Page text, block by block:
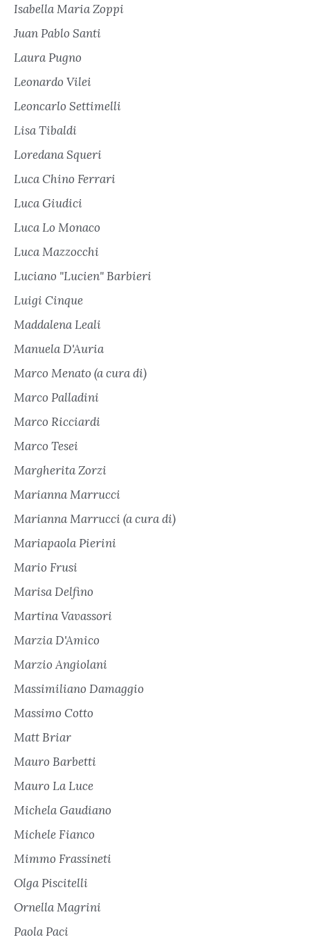
Isabella Maria Zoppi
Juan Pablo Santi
Laura Pugno
Leonardo Vilei
Leoncarlo Settimelli
Lisa Tibaldi
Loredana Squeri
Luca Chino Ferrari
Luca Giudici
Luca Lo Monaco
Luca Mazzocchi
Luciano "Lucien" Barbieri
Luigi Cinque
Maddalena Leali
Manuela D'Auria
Marco Menato (a cura di)
Marco Palladini
Marco Ricciardi
Marco Tesei
Margherita Zorzi
Marianna Marrucci
Marianna Marrucci (a cura di)
Mariapaola Pierini
Mario Frusi
Marisa Delfino
Martina Vavassori
Marzia D'Amico
Marzio Angiolani
Massimiliano Damaggio
Massimo Cotto
Matt Briar
Mauro Barbetti
Mauro La Luce
Michela Gaudiano
Michele Fianco
Mimmo Frassineti
Olga Piscitelli
Ornella Magrini
Paola Paci